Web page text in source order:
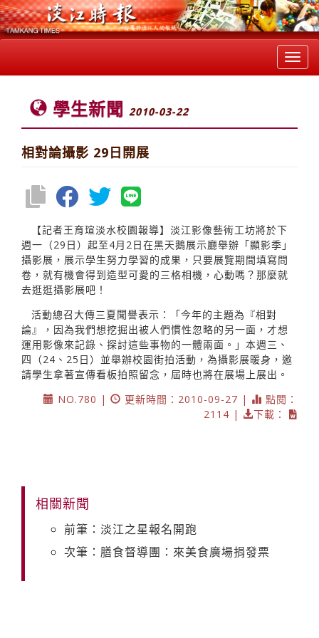
學生新聞 2010-03-22
相對論攝影 29日開展
【記者王育瑄淡水校園報導】淡江影像藝術工坊將於下
週一（29日）起至4月2日在黑天鵝展示廳舉辦「顯影季」
攝影展，展示學生努力學習的成果，只要展覽期間填寫問
卷，就有機會得到造型可愛的三格相機，心動嗎？那麼就
去逛逛攝影展吧！
活動總召大傳三夏聞譽表示：「今年的主題為『相對
論』，因為我們想挖掘出被人們慣性忽略的另一面，才想
運用影像來記錄、探討這些事物的一體兩面。」本週三、
四（24、25日）並舉辦校園街拍活動，為攝影展暖身，邀
請學生拿著宣傳看板拍照留念，屆時也將在展場上展出。
NO.780 |
更新時間：2010-09-27 |
點閱：
2114 |
下載：
相關新聞
前筆：淡江之星報名開跑
次筆：膳食督導團：來美食廣場捐發票